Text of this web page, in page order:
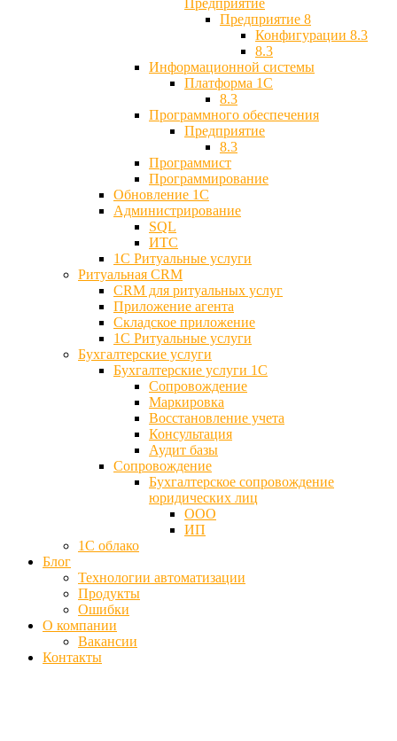
Предприятие
Предприятие 8
Конфигурации 8.3
8.3
Информационной системы
Платформа 1С
8.3
Программного обеспечения
Предприятие
8.3
Программист
Программирование
Обновление 1С
Администрирование
SQL
ИТС
1С Ритуальные услуги
Ритуальная CRM
CRM для ритуальных услуг
Приложение агента
Складское приложение
1С Ритуальные услуги
Бухгалтерские услуги
Бухгалтерские услуги 1С
Сопровождение
Маркировка
Восстановление учета
Консультация
Аудит базы
Cопровождение
Бухгалтерское сопровождение
юридических лиц
ООО
ИП
1С облако
Блог
Технологии автоматизации
Продукты
Ошибки
О компании
Вакансии
Контакты